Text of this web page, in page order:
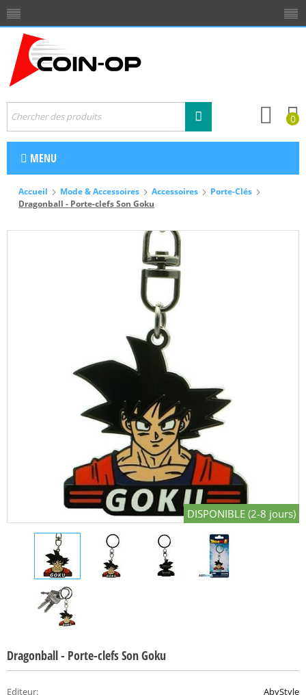
0
MENU
Accueil Mode & Accessoires Accessoires
Porte-Clés
Dragonball - Porte-clefs Son Goku
DISPONIBLE (2-8 jours)
Dragonball - Porte-clefs Son Goku
Editeur: AbyStyle